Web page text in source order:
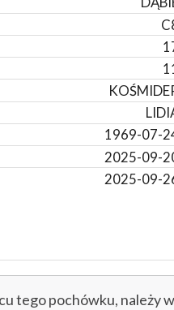
1969-07-
2025-09-
2025-09-
tego pochówku, należy